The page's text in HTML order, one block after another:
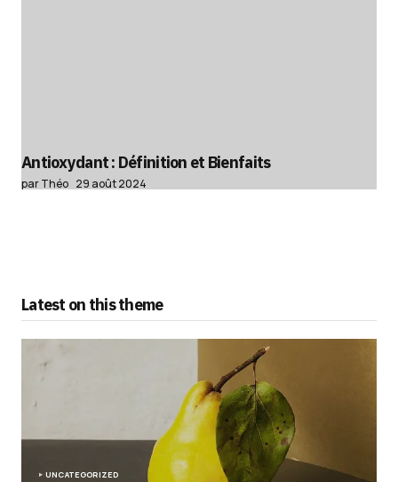
Antioxydant : Définition et Bienfaits
par Théo 29 août 2024
Latest on this theme
UNCATEGORIZED